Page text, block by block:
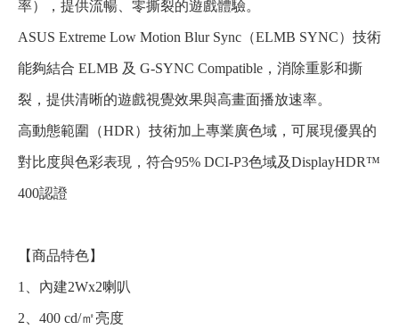
率），提供流暢、零撕裂的遊戲體驗。
ASUS Extreme Low Motion Blur Sync（ELMB SYNC）技術
能夠結合 ELMB 及 G-SYNC Compatible，消除重影和撕
裂，提供清晰的遊戲視覺效果與高畫面播放速率。
高動態範圍（HDR）技術加上專業廣色域，可展現優異的
對比度與色彩表現，符合95% DCI-P3色域及DisplayHDR™
400認證
【商品特色】
1、內建2Wx2喇叭
2、400 cd/㎡亮度